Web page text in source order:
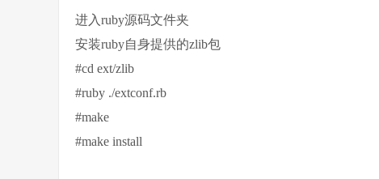
进入ruby源码文件夹
安装ruby自身提供的zlib包
#cd ext/zlib
#ruby ./extconf.rb
#make
#make install